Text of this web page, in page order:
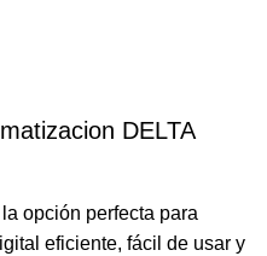
DELTA
opción perfecta para
eficiente, fácil de usar y